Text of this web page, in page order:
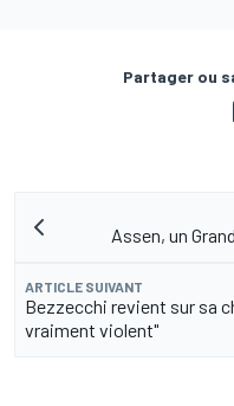
Partager ou
Assen, un
ARTICLE SUIVANT
Bezzecchi revient sur sa
vraiment violent"